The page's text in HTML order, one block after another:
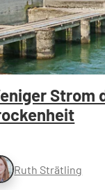
Strom
Ruth Strätling